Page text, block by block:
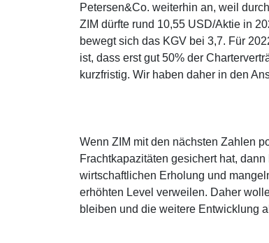
Petersen&Co. weiterhin an, weil
ZIM dürfte rund 10,55 USD/Aktie in
bewegt sich das KGV bei 3,7. Für
ist, dass erst gut 50% der
kurzfristig. Wir haben daher in den
Wenn ZIM mit den nächsten Zahlen
Frachtkapazitäten gesichert hat,
wirtschaftlichen Erholung und
erhöhten Level verweilen. Daher
bleiben und die weitere Entwicklung